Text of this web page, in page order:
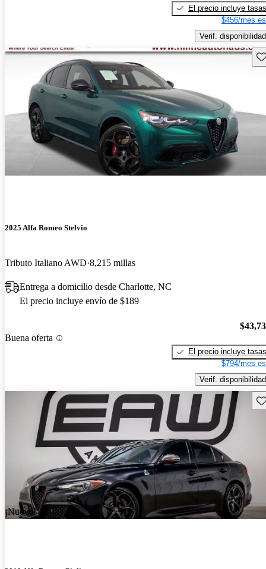
El precio incluye tasas
$456/mes
Verif. disponibilidad
2025 Alfa Romeo Stelvio
Tributo Italiano AWD 8,215 millas
Entrega a domicilio desde Charlotte, NC
El precio incluye envío de $189
Buena oferta
El precio incluye tasas
$794/mes
Verif. disponibilidad
¡Nuevo!